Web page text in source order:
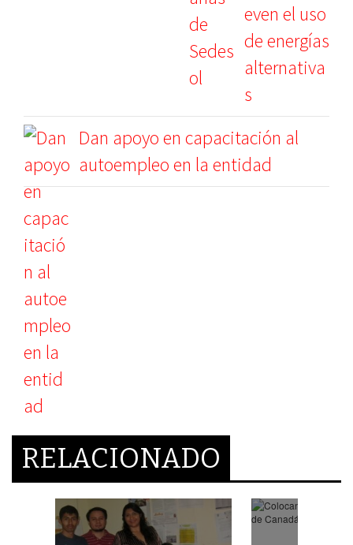
even el uso
de energías
alternativa
s
Dan apoyo en capacitación al
autoempleo en la entidad
RELACIONADO